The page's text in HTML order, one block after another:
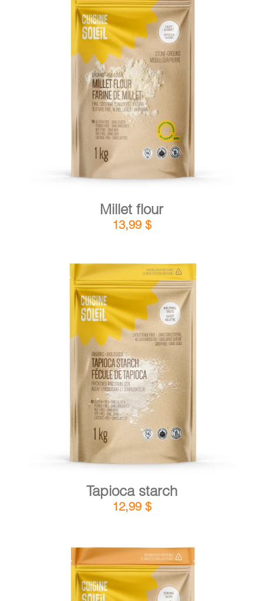
ADD TO CART / DETAILS
Millet flour
13,99 $
ADD TO CART / DETAILS
Tapioca starch
12,99 $